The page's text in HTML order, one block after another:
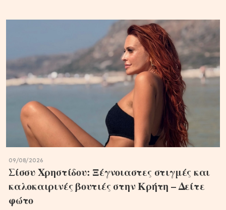
09/08/2026
Σίσσυ Χρηστίδου: Ξέγνοιαστες στιγμές και
καλοκαιρινές βουτιές στην Κρήτη – Δείτε
φώτο